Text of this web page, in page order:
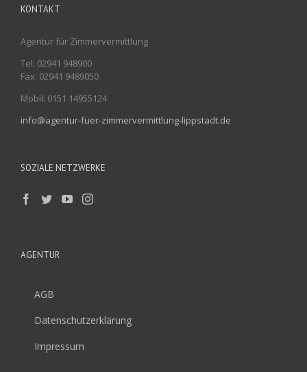
KONTAKT
Agentur für Zimmervermittlung
Tel: 02941 948900
Fax: 02941 9489050
Mobil: 0151 14955124
info@agentur-fuer-zimmervermittlung-lippstadt.de
SOZIALE NETZWERKE
AGENTUR
AGB
Datenschutzerklärung
Impressum